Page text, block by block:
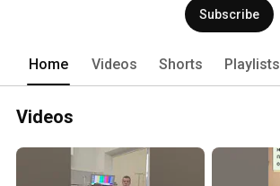
Subscribe
Home Videos Shorts Playlists
Videos